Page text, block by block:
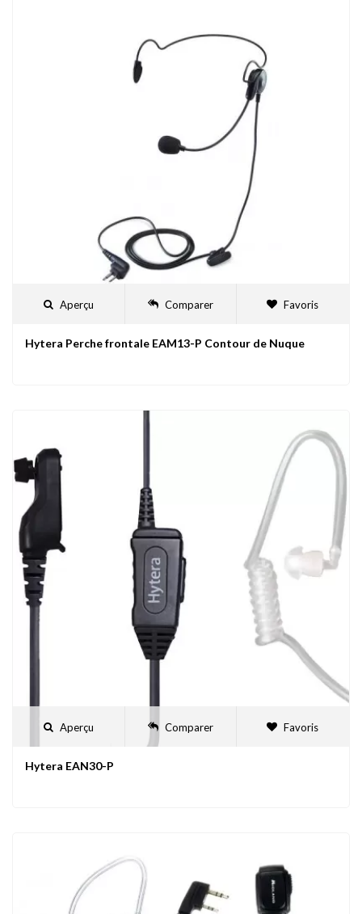
Aperçu Comparer Favoris
Hytera Perche frontale EAM13-P Contour de Nuque
Aperçu Comparer Favoris
Hytera EAN30-P